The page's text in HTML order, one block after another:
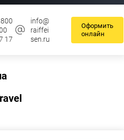
17
info@
raiffei
sen.ru
Оформить
онлайн